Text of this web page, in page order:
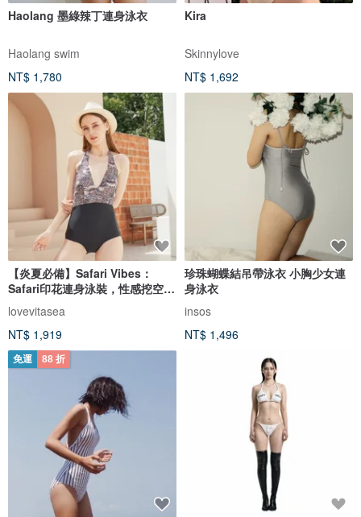
Haolang 墨綠辣丁連身泳衣
Haolang swim
NT$ 1,780
Kira
Skinnylove
NT$ 1,692
【炎夏必備】Safari Vibes：
Safari印花連身泳裝，性感挖空設
計。
lovevitasea
NT$ 1,919
珍珠蝴蝶結吊帶泳衣 小胸少女連
身泳衣
insos
NT$ 1,496
免運 88 折